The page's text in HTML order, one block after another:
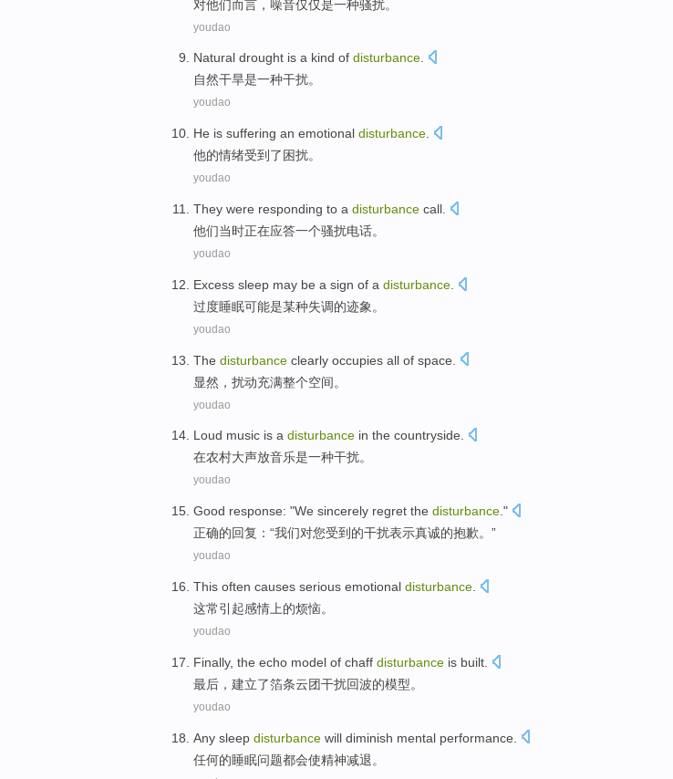
对他们而言 ， 噪音仅仅是一种骚扰。
youdao
Natural drought is a kind of disturbance.
自然干旱是一种干扰。
youdao
He is suffering an emotional disturbance
他的情绪受到 了困扰。
youdao
They were responding to a disturbance call
他们当时正在应答一个骚扰电话。
youdao
Excess sleep may be a sign of a disturbance
过度睡眠可能是某种失调的迹象 。
youdao
The disturbance clearly occupies all of space
显然 ， 扰动充满整个空间。
youdao
Loud music is a disturbance in the countryside.
在农村大声放音乐是一种干扰。
youdao
Good response: "We sincerely regret the disturbance ."
正确的回复 ：“我们对您受到的干扰表示真诚的抱歉。”
youdao
This often causes serious emotional disturbance
这常引起感情上的烦恼。
youdao
Finally, the echo model of chaff disturbance is built
最后 ， 建立了箔条云团干扰回波的模型。
youdao
Any sleep disturbance will diminish mental performance.
任何的睡眠问题都会使精神减退。